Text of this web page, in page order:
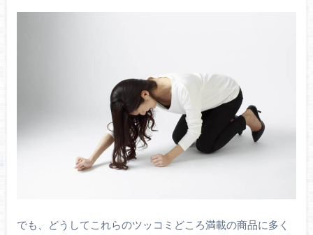
でも、どうしてこれらのツッコミどころ満載の商品に多く